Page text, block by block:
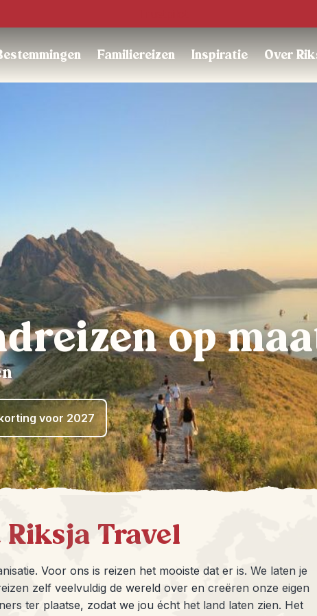
Familiereizen Inspiratie Over
op
voor 2027
Travel
Voor ons is reizen het mooiste dat er is. We laten je
zelf veelvuldig de wereld over en creëren onze eigen
ter plaatse, zodat we jou écht het land laten zien. Het